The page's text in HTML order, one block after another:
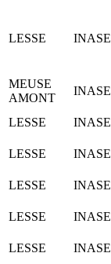
LESSE
MEUSE
AMONT
LESSE
LESSE
LESSE
LESSE
LESSE